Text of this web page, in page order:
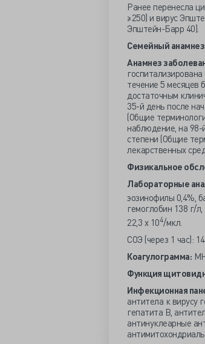
Ранее перенесла
≥250) и вирус
Эпштейн-Барр 40).
Семейный
Анамнез
течение 5 месяцев
достаточным
35-й день после
(Общие
наблюдение, на 98-
степени (Общие
лекарственных
Физикальное
Лабораторные
эозинофилы 0,4%,
гемоглобин 138 г/
22,3 х 104/мкл.
СОЭ (через 1 час):
Коагулограмма:
Функция
Инфекционная
антитела к вирусу
гепатита B,
антинуклеарные